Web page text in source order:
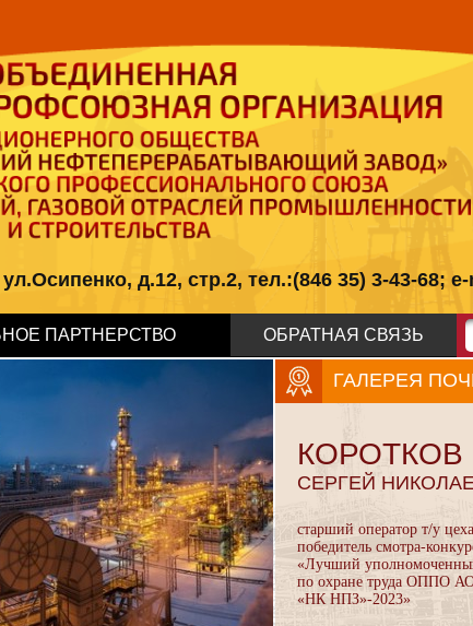
д.12, стр.2, тел.:(846 35) 3-43-68;
ПАРТНЕРСТВО ОБРАТНАЯ СВЯЗЬ
ГАЛЕРЕЯ
КОРОТКОВ
СЕРГЕЙ
старший оператор т/у
победитель смотра-
«Лучший
по охране труда ОППО
«НК НПЗ»-2023»